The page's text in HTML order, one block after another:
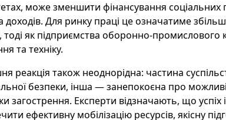
може зменшити фінансування
доходів. Для ринку праці це означатиме
тоді як підприємства оборонно-
та техніку.
реакція також неоднорідна: частина
безпеки, інша — занепокоєна про
загострення. Експерти відзначають, що успіх
ефективну мобілізацію ресурсів, якісну